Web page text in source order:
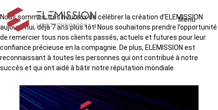
Menu
Nous sommes très heureux de célébrer la création d’ELEMISSION
aujourd’hui, déjà 7 ans plus tôt! Nous souhaitons prendre l’opportunité
de remercier tous nos clients passés, actuels et futures pour leur
confiance précieuse en la compagnie. De plus, ELEMISSION est
reconnaissant à toutes les personnes qui ont contribué à notre
succès et qui ont aidé à bâtir notre réputation mondiale.